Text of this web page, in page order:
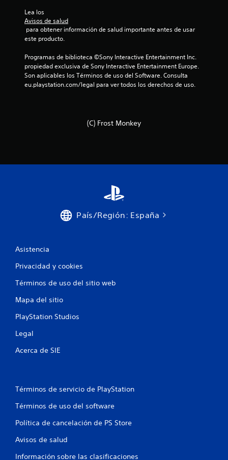
n
e
s
Lea los
Avisos de salud
este producto.
Programas de biblioteca ©Sony Interactive Entertainment Inc.
propiedad exclusiva de Sony Interactive Entertainment Europe.
Son aplicables los Términos de uso del Software. Consulta
eu.playstation.com/legal para ver todos los derechos de uso.
(C) Frost Monkey
País/Región: España
Asistencia
Privacidad y cookies
Términos de uso del sitio web
Mapa del sitio
PlayStation Studios
Legal
Acerca de SIE
Términos de servicio de PlayStation
Términos de uso del software
Política de cancelación de PS Store
Avisos de salud
Información sobre las clasificaciones